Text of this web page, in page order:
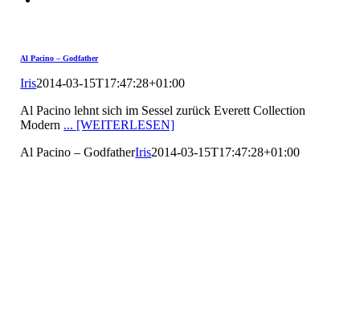
Al Pacino – Godfather
Iris2014-03-15T17:47:28+01:00
Al Pacino lehnt sich im Sessel zurück Everett Collection
Modern ... [WEITERLESEN]
Al Pacino – GodfatherIris2014-03-15T17:47:28+01:00